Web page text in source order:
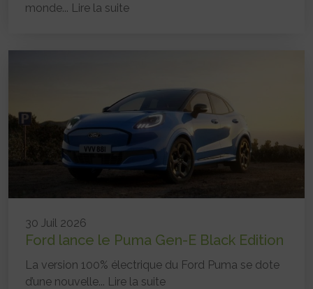
monde... Lire la suite
30 Juil 2026
Ford lance le Puma Gen-E Black Edition
La version 100% électrique du Ford Puma se dote
d’une nouvelle... Lire la suite